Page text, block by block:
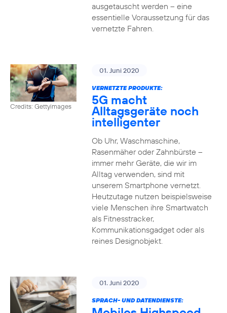
ausgetauscht werden – eine
essentielle Voraussetzung für das
vernetzte Fahren.
Credits: Gettyimages
01. Juni 2020
VERNETZTE PRODUKTE:
5G macht
Alltagsgeräte noch
intelligenter
Ob Uhr, Waschmaschine,
Rasenmäher oder Zahnbürste –
immer mehr Geräte, die wir im
Alltag verwenden, sind mit
unserem Smartphone vernetzt.
Heutzutage nutzen beispielsweise
viele Menschen ihre Smartwatch
als Fitnesstracker,
Kommunikationsgadget oder als
reines Designobjekt.
01. Juni 2020
SPRACH- UND DATENDIENSTE: